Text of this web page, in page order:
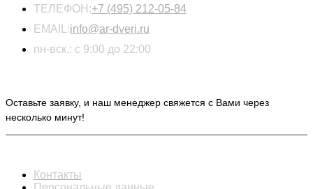
ТЕЛЕФОН:+7 (495) 212-05-84
EMAIL:info@ar-dveri.ru
пн-вск.: с 9:00 до 22:00
Оставьте заявку, и наш менеджер свяжется с Вами через
несколько минут!
Контакты